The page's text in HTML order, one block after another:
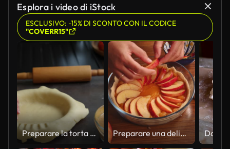
Esplora i video di iStock
ESCLUSIVO: -15% DI SCONTO CON IL CODICE
"COVERR15"
Preparare la torta di zucca per le vacanze in cucina domestica Preparare una deliziosa torta di zucca e mele fatta in casa con ingredienti freschi su un tavolo da cucina in legno per un perfetto dessert autunnale